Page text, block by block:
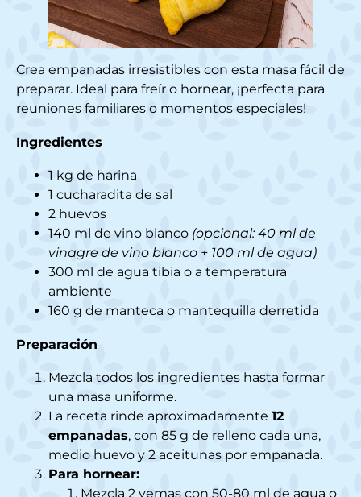
Crea empanadas irresistibles con esta masa fácil de
preparar. Ideal para freír o hornear, ¡perfecta para
reuniones familiares o momentos especiales!
Ingredientes
1 kg de harina
1 cucharadita de sal
2 huevos
140 ml de vino blanco (opcional: 40 ml de
vinagre de vino blanco + 100 ml de agua)
300 ml de agua tibia o a temperatura
ambiente
160 g de manteca o mantequilla derretida
Preparación
Mezcla todos los ingredientes hasta formar
una masa uniforme.
La receta rinde aproximadamente 12
empanadas, con 85 g de relleno cada una,
medio huevo y 2 aceitunas por empanada.
Para hornear:
Mezcla 2 yemas con 50-80 ml de agua o